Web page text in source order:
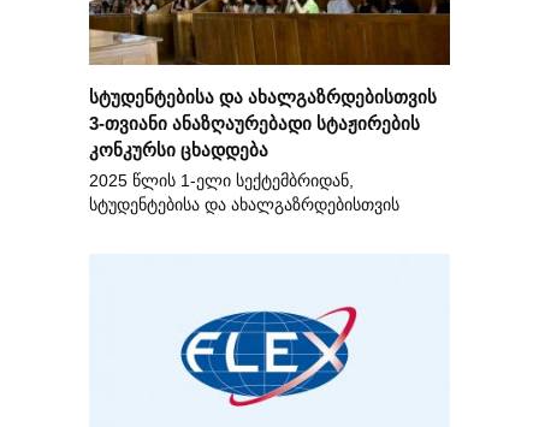
სტუდენტებისა და ახალგაზრდებისთვის
3-თვიანი ანაზღაურებადი სტაჟირების
კონკურსი ცხადდება
2025 წლის 1-ელი სექტემბრიდან,
სტუდენტებისა და ახალგაზრდებისთვის